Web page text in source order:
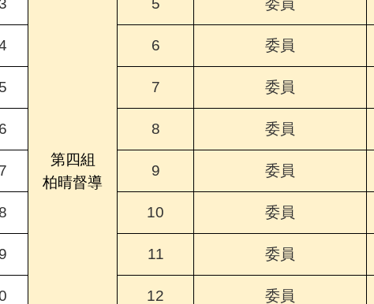
第四組
柏晴督導
5 委員
6 委員
7 委員
8 委員
9 委員
10 委員
11 委員
12 委員